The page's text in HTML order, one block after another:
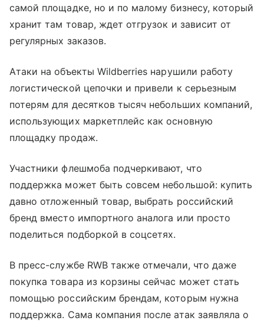
самой площадке, но и по малому бизнесу, который
хранит там товар, ждет отгрузок и зависит от
регулярных заказов.
Атаки на объекты Wildberries нарушили работу
логистической цепочки и привели к серьезным
потерям для десятков тысяч небольших компаний,
использующих маркетплейс как основную
площадку продаж.
Участники флешмоба подчеркивают, что
поддержка может быть совсем небольшой: купить
давно отложенный товар, выбрать российский
бренд вместо импортного аналога или просто
поделиться подборкой в соцсетях.
В пресс-службе RWB также отмечали, что даже
покупка товара из корзины сейчас может стать
помощью российским брендам, которым нужна
поддержка. Сама компания после атак заявляла о